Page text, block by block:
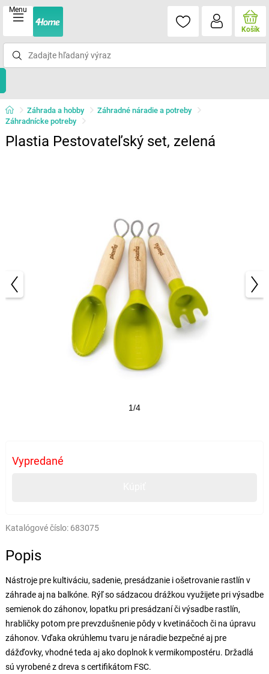
Menu
Košík
Záhrada a hobby
Záhradné náradie a potreby
Záhradnícke potreby
Plastia Pestovateľský set, zelená
1/4
Vypredané
Katalógové číslo: 683075
Popis
Nástroje pre kultiváciu, sadenie, presádzanie i ošetrovanie rastlín v
záhrade aj na balkóne. Rýľ so sádzacou drážkou využijete pri výsadbe
semienok do záhonov, lopatku pri presádzaní či výsadbe rastlín,
hrabličky potom pre prevzdušnenie pôdy v kvetináčoch či na úpravu
záhonov. Vďaka okrúhlemu tvaru je náradie bezpečné aj pre
dážďovky, vhodné teda aj ako doplnok k vermikompostéru. Držadlá
sú vyrobené z dreva s certifikátom FSC.